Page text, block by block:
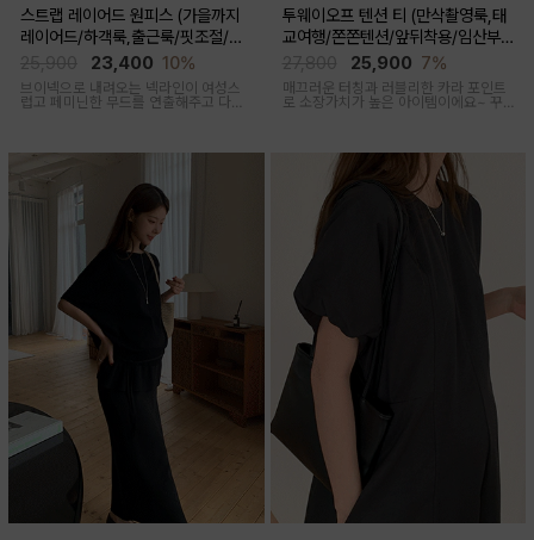
스트랩 레이어드 원피스 (가을까지
레이어드/하객룩,출근룩/핏조절/임
산부,출산후 착용가능)
23,400 10%
브이넥으로 내려오는 넥라인이 여성스
럽고 페미닌한 무드를 연출해주고 다양
투웨이오프 텐션 티 (만삭촬영룩,태
교여행/쫀쫀텐션/앞뒤착용/임산부,
출산후 착용가능)
25,900 7%
매끄러운 터칭과 러블리한 카라 포인트
로 소장가치가 높은 아이템이에요~ 꾸